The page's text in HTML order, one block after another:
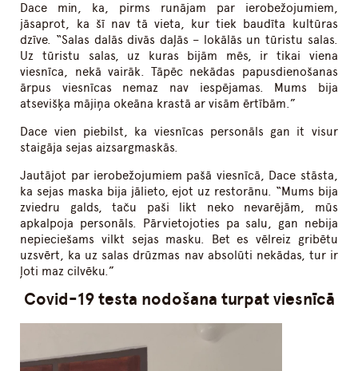
Dace min, ka, pirms runājam par ierobežojumiem,
jāsaprot, ka šī nav tā vieta, kur tiek baudīta kultūras
dzīve. “Salas dalās divās daļās – lokālās un tūristu salas.
Uz tūristu salas, uz kuras bijām mēs, ir tikai viena
viesnīca, nekā vairāk. Tāpēc nekādas papusdienošanas
ārpus viesnīcas nemaz nav iespējamas. Mums bija
atsevišķa mājiņa okeāna krastā ar visām ērtībām.”
Dace vien piebilst, ka viesnīcas personāls gan it visur
staigāja sejas aizsargmaskās.
Jautājot par ierobežojumiem pašā viesnīcā, Dace stāsta,
ka sejas maska bija jālieto, ejot uz restorānu. “Mums bija
zviedru galds, taču paši likt neko nevarējām, mūs
apkalpoja personāls. Pārvietojoties pa salu, gan nebija
nepieciešams vilkt sejas masku. Bet es vēlreiz gribētu
uzsvērt, ka uz salas drūzmas nav absolūti nekādas, tur ir
ļoti maz cilvēku.”
Covid-19 testa nodošana turpat viesnīcā